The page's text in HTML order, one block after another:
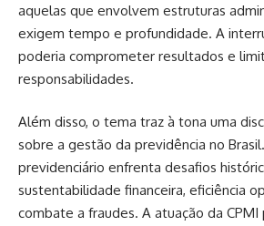
aquelas que envolvem estruturas
exigem tempo e profundidade. A
poderia comprometer resultados e
responsabilidades.
Além disso, o tema traz à tona uma
sobre a gestão da previdência no
previdenciário enfrenta desafios
sustentabilidade financeira, eficiência
combate a fraudes. A atuação da